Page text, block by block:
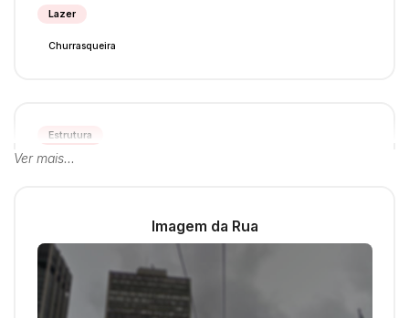
Lazer
Churrasqueira
Estrutura
Cozinha Planejada
Ver mais...
Imagem da Rua